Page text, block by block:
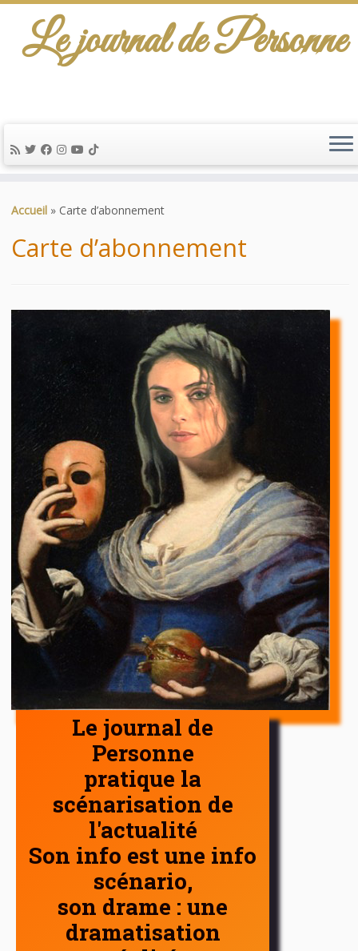
au
Le journal de Personne
Accueil » Carte d’abonnement
Carte d’abonnement
Le journal de
Personne
pratique la
scénarisation de
l'actualité
Son info est une info
scénario,
son drame : une
dramatisation